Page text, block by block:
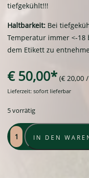
tiefgekühlt!!!
Haltbarkeit: Bei
Temperatur immer <-18
dem Etikett zu
€50,00 (€ 20,00
Lieferzeit: sofort lieferbar
5 vorrätig
Bio
Angler-
Hackfleisch-
IN DEN